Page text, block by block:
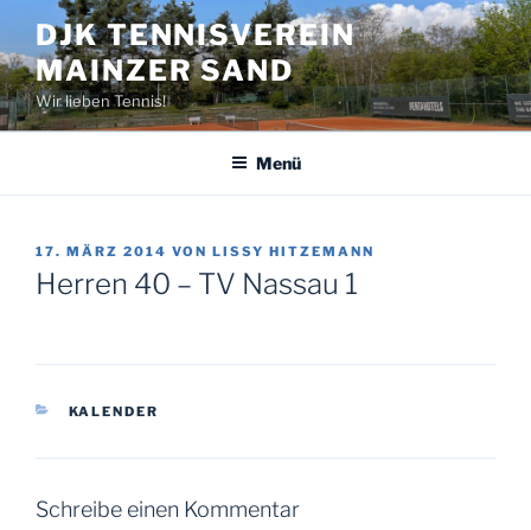
Inhalt
springen
DJK TENNISVEREIN
MAINZER SAND
Wir lieben Tennis!
Menü
VERÖFFENTLICHT
AM
17. MÄRZ 2014 VON LISSY HITZEMANN
Herren 40 – TV Nassau 1
KATEGORIEN
KALENDER
Schreibe einen Kommentar